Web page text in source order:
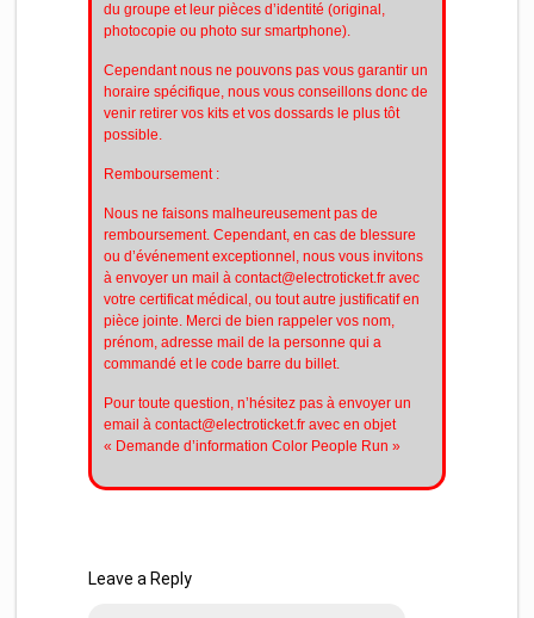
du groupe et leur pièces d’identité (original,
photocopie ou photo sur smartphone).
Cependant nous ne pouvons pas vous garantir un
horaire spécifique, nous vous conseillons donc de
venir retirer vos kits et vos dossards le plus tôt
possible.
Remboursement :
Nous ne faisons malheureusement pas de
remboursement. Cependant, en cas de blessure
ou d’événement exceptionnel, nous vous invitons
à envoyer un mail à contact@electroticket.fr avec
votre certificat médical, ou tout autre justificatif en
pièce jointe. Merci de bien rappeler vos nom,
prénom, adresse mail de la personne qui a
commandé et le code barre du billet.
Pour toute question, n’hésitez pas à envoyer un
email à contact@electroticket.fr avec en objet
« Demande d’information Color People Run »
Leave a Reply